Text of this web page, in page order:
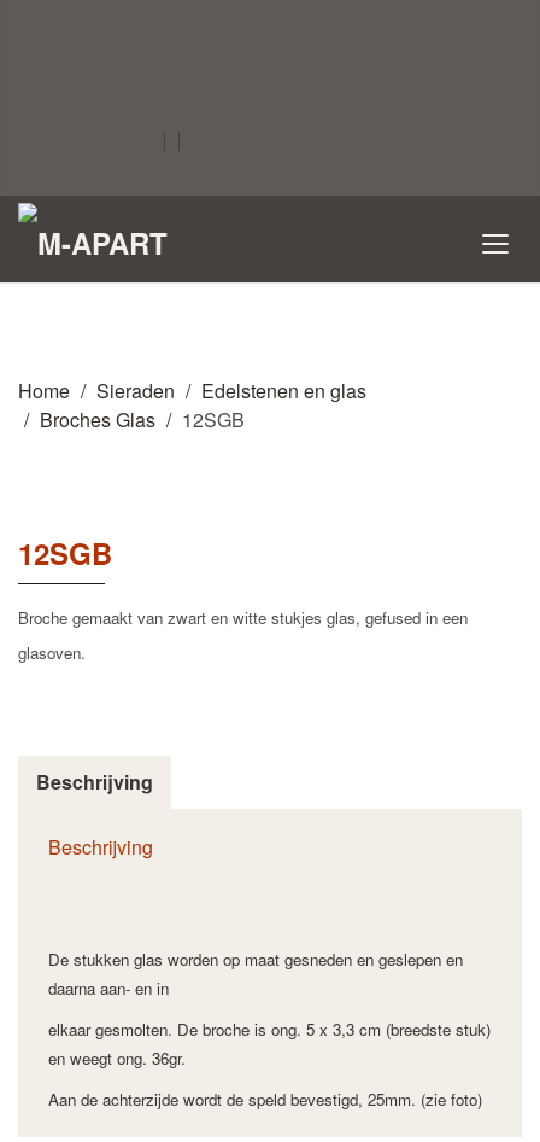
Home Sieraden
Edelstenen en glas
Broches Glas
12SGB
12SGB
Broche gemaakt van zwart en witte stukjes glas, gefused in een
glasoven.
Beschrijving
Beschrijving
De stukken glas worden op maat gesneden en geslepen en
daarna aan- en in
elkaar gesmolten. De broche is ong. 5 x 3,3 cm (breedste stuk)
en weegt ong. 36gr.
Aan de achterzijde wordt de speld bevestigd, 25mm. (zie foto)